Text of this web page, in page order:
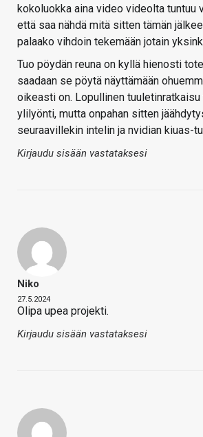
kokoluokka aina video videolta tuntuu
että saa nähdä mitä sitten tämän
palaako vihdoin tekemään jotain
Tuo pöydän reuna on kyllä hienosti
saadaan se pöytä näyttämään
oikeasti on. Lopullinen
ylilyönti, mutta onpahan sitten
seuraavillekin intelin ja nvidian kiuas-
Kirjaudu sisään vastataksesi
Niko
27.5.2024
Olipa upea projekti.
Kirjaudu sisään vastataksesi